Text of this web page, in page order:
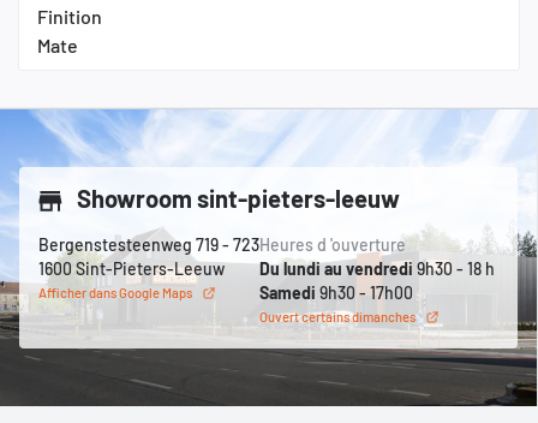
Finition
Mate
Showroom sint-pieters-leeuw
Bergenstesteenweg 719 - 723
1600 Sint-Pieters-Leeuw
Afficher dans Google Maps
Heures d 'ouverture
Du lundi au vendredi 9h30 - 18 h
Samedi 9h30 - 17h00
Ouvert certains dimanches